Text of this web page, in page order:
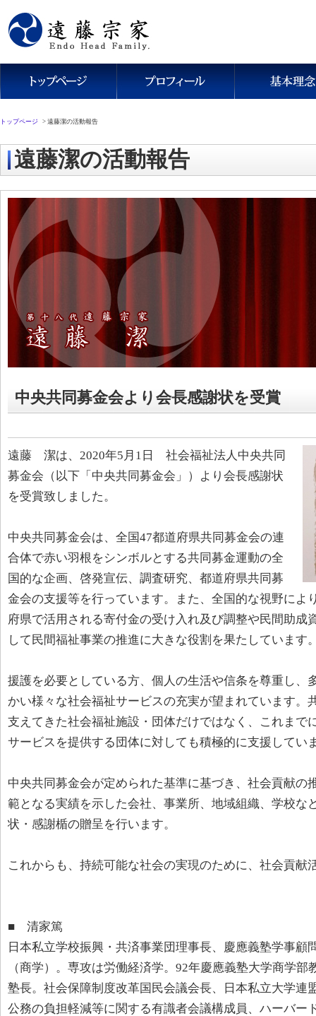
トップページ > 遠藤潔の活動報告
遠藤潔の活動報告
中央共同募金会より会長感謝状を受賞
遠藤 潔は、2020年5月1日 社会福祉法人中央共同
募金会（以下「中央共同募金会」）より会長感謝状
を受賞致しました。
中央共同募金会は、全国47都道府県共同募金会の連
合体で赤い羽根をシンボルとする共同募金運動の全
国的な企画、啓発宣伝、調査研究、都道府県共同募
金会の支援等を行っています。また、全国的な視野によ
府県で活用される寄付金の受け入れ及び調整や民間助成
して民間福祉事業の推進に大きな役割を果たしています
援護を必要としている方、個人の生活や信条を尊重し、
かい様々な社会福祉サービスの充実が望まれています。
支えてきた社会福祉施設・団体だけではなく、これまで
サービスを提供する団体に対しても積極的に支援してい
中央共同募金会が定められた基準に基づき、社会貢献の
範となる実績を示した会社、事業所、地域組織、学校な
状・感謝楯の贈呈を行います。
これからも、持続可能な社会の実現のために、社会貢献
■ 清家篤
日本私立学校振興・共済事業団理事長、慶應義塾学事顧
（商学）。専攻は労働経済学。92年慶應義塾大学商学
塾長。社会保障制度改革国民会議会長、日本私立大学連
公務の負担軽減等に関する有識者会議構成員、ハーバー